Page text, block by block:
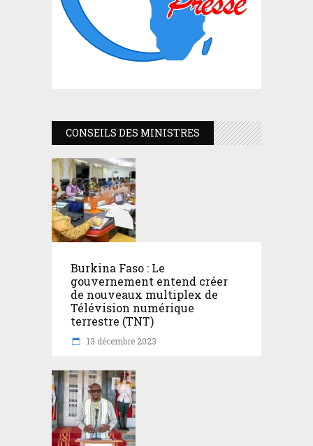
CONSEILS DES MINISTRES
Burkina Faso : Le
gouvernement entend créer
de nouveaux multiplex de
Télévision numérique
terrestre (TNT)
13 décembre 2023